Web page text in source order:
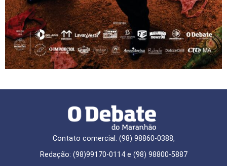
Contato comercial: (98) 98860-0388,
Redação: (98)99170-0114 e (98) 98800-5887